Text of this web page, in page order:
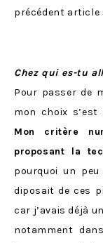
précédent article
Chez qui es-tu
Pour passer de
mon choix
Mon critère
proposant la
pourquoi un
diposait de ces
car j’avais déjà
notamment